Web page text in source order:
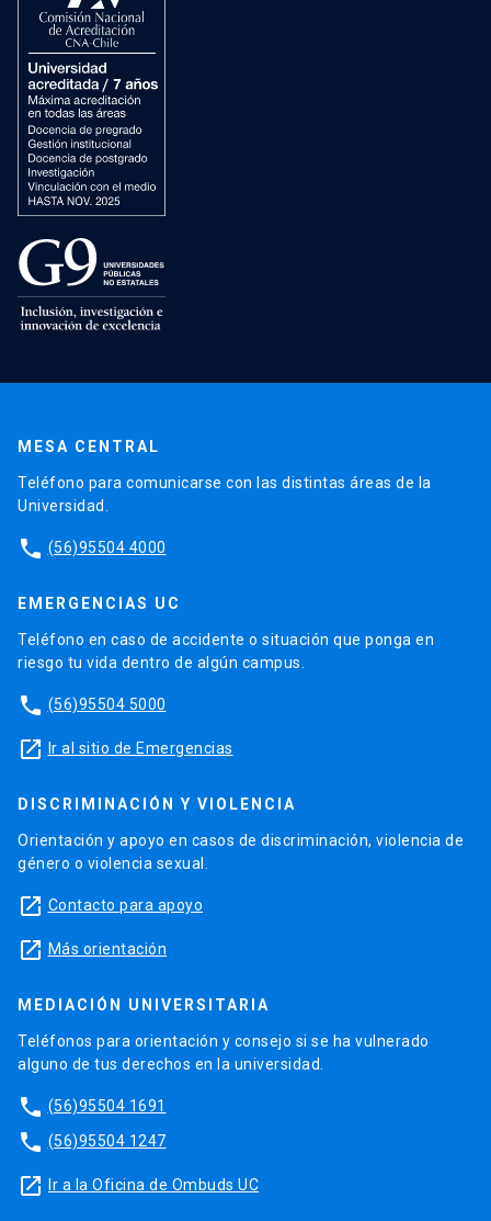
MESA CENTRAL
Teléfono para comunicarse con las distintas áreas de la
Universidad.
phone (56)95504 4000
EMERGENCIAS UC
Teléfono en caso de accidente o situación que ponga en
riesgo tu vida dentro de algún campus.
phone (56)95504 5000
launch Ir al sitio de Emergencias
DISCRIMINACIÓN Y VIOLENCIA
Orientación y apoyo en casos de discriminación, violencia de
género o violencia sexual.
launch Contacto para apoyo
launch Más orientación
MEDIACIÓN UNIVERSITARIA
Teléfonos para orientación y consejo si se ha vulnerado
alguno de tus derechos en la universidad.
phone (56)95504 1691
phone (56)95504 1247
launch Ir a la Oficina de Ombuds UC